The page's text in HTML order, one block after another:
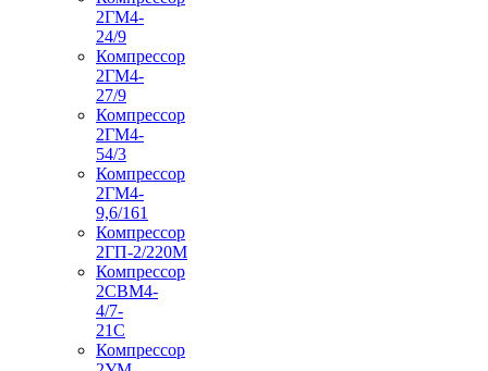
2ГМ4-
24/9
Компрессор
2ГМ4-
27/9
Компрессор
2ГМ4-
54/3
Компрессор
2ГМ4-
9,6/161
Компрессор
2ГП-2/220М
Компрессор
2СВМ4-
4/7-
21С
Компрессор